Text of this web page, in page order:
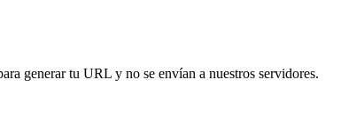
generar tu URL y no se envían a nuestros servidores.